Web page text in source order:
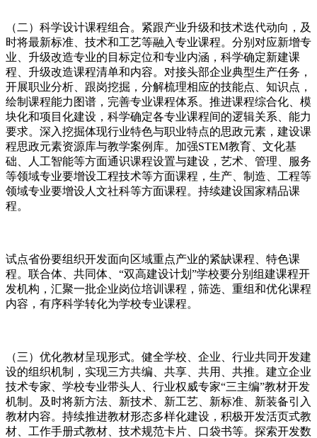
（二）科学设计课程组合。紧跟产业升级和技术迭代动向，及
时将最新标准、技术和工艺等融入专业课程。分别对应新增专
业、升级改造专业的目标定位和专业内涵，科学确定新建课
程、升级改造课程清单和内容。对接头部企业典型生产任务，
开展职业分析、跟岗挖掘，分解梳理相应的技能点、知识点，
绘制课程能力图谱，完善专业课程体系。推进课程综合化、模
块化和项目化建设，科学确定各专业课程间的逻辑关系、能力
要求。深入挖掘体现行业特色与职业特点的思政元素，建设课
程思政元素资源库与教学案例库。加强STEM教育、文化基
础、人工智能等方面通识课程设置与建设，艺术、管理、服务
等领域专业要增设工程技术等方面课程，生产、制造、工程等
领域专业要增设人文社科等方面课程。持续建设国家精品课
程。
试点省份要组织开发面向区域重点产业的紧缺课程、特色课
程。联合体、共同体、“双高建设计划”学校要分别组建课程开
发机构，汇聚一批企业岗位培训课程，筛选、重组和优化课程
内容，有序科学转化为学校专业课程。
（三）优化教材呈现形式。健全学校、企业、行业共同开发建
设的组织机制，实现三方共编、共享、共用、共推。建立企业
技术专家、学校专业带头人、行业权威专家“三主编”教材开发
机制。及时将新方法、新技术、新工艺、新标准、新装备引入
教材内容。持续推进教材形态多样化建设，积极开发活页式教
材、工作手册式教材、技术规范卡片、口袋书等。探索开发数